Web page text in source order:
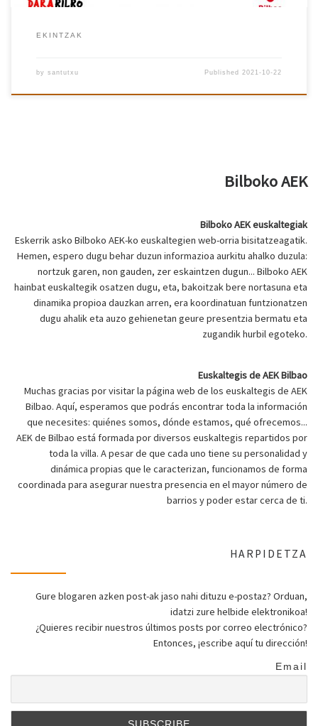
EKINTZAK
by santutxu Published 2021-10-22
Bilboko AEK
Bilboko AEK euskaltegiak
Eskerrik asko Bilboko AEK-ko euskaltegien web-orria bisitatzeagatik.
Hemen, espero dugu behar duzun informazioa aurkitu ahalko duzula:
nortzuk garen, non gauden, zer eskaintzen dugun... Bilboko AEK
hainbat euskaltegik osatzen dugu, eta, bakoitzak bere nortasuna eta
dinamika propioa dauzkan arren, era koordinatuan funtzionatzen
dugu ahalik eta auzo gehienetan geure presentzia bermatu eta
zugandik hurbil egoteko.
Euskaltegis de AEK Bilbao
Muchas gracias por visitar la página web de los euskaltegis de AEK
Bilbao. Aquí, esperamos que podrás encontrar toda la información
que necesites: quiénes somos, dónde estamos, qué ofrecemos...
AEK de Bilbao está formada por diversos euskaltegis repartidos por
toda la villa. A pesar de que cada uno tiene su personalidad y
dinámica propias que le caracterizan, funcionamos de forma
coordinada para asegurar nuestra presencia en el mayor número de
barrios y poder estar cerca de ti.
HARPIDETZA
Gure blogaren azken post-ak jaso nahi dituzu e-postaz? Orduan,
idatzi zure helbide elektronikoa!
¿Quieres recibir nuestros últimos posts por correo electrónico?
Entonces, ¡escribe aquí tu dirección!
Email